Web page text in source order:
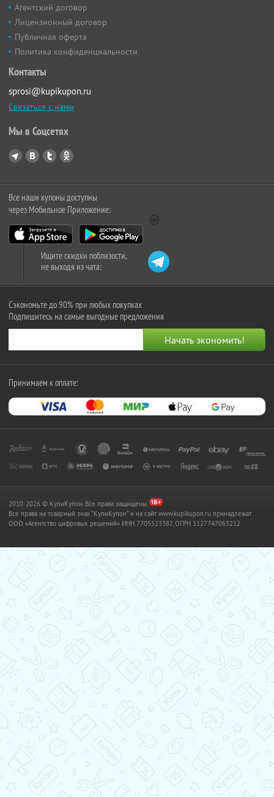
Агентский договор
Лицензионный договор
Публичная оферта
Политика конфиденциальности
Контакты
sprosi@kupikupon.ru
Связаться с нами
Мы в Соцсетях
Все наши купоны доступны
через Мобильное Приложение:
Ищите скидки поблизости,
не выходя из чата:
Сэкономьте до 90% при любых покупках
Подпишитесь на самые выгодные предложения
Принимаем к оплате:
2010-2026 © КупиКупон. Все права защищены.
Все права на товарный знак "КупиКупон" и на сайт www.kupikupon.ru принадлежат
OOO «Агентство цифровых решений» ИНН 7705523387, ОГРН 1127747063212